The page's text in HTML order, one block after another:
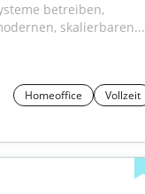
betreiben,
skalierbaren...
Homeoffice Vollzeit